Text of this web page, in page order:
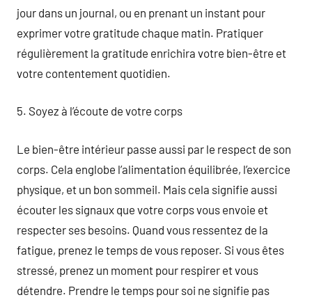
jour dans un journal, ou en prenant un instant pour
exprimer votre gratitude chaque matin. Pratiquer
régulièrement la gratitude enrichira votre bien-être et
votre contentement quotidien.
5. Soyez à l’écoute de votre corps
Le bien-être intérieur passe aussi par le respect de son
corps. Cela englobe l’alimentation équilibrée, l’exercice
physique, et un bon sommeil. Mais cela signifie aussi
écouter les signaux que votre corps vous envoie et
respecter ses besoins. Quand vous ressentez de la
fatigue, prenez le temps de vous reposer. Si vous êtes
stressé, prenez un moment pour respirer et vous
détendre. Prendre le temps pour soi ne signifie pas